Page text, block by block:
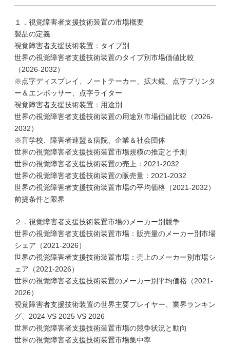
１．視覚障害者支援技術装置の市場概要
製品の定義
視覚障害者支援技術装置：タイプ別
世界の視覚障害者支援技術装置のタイプ別市場価値比較
（2026-2032）
※点字ディスプレイ、ノートテーカー、拡大鏡、点字プリンタ
ー＆エンボッサー、点字ライター
視覚障害者支援技術装置：用途別
世界の視覚障害者支援技術装置の用途別市場価値比較（2026-
2032）
※盲学校、障害者連盟＆病院、企業＆社会団体
世界の視覚障害者支援技術装置市場規模の推定と予測
世界の視覚障害者支援技術装置の売上：2021-2032
世界の視覚障害者支援技術装置の販売量：2021-2032
世界の視覚障害者支援技術装置市場の平均価格（2021-2032）
前提条件と限界
２．視覚障害者支援技術装置市場のメーカー別競争
世界の視覚障害者支援技術装置市場：販売量のメーカー別市場
シェア（2021-2026）
世界の視覚障害者支援技術装置市場：売上のメーカー別市場シ
ェア（2021-2026）
世界の視覚障害者支援技術装置のメーカー別平均価格（2021-
2026）
視覚障害者支援技術装置の世界主要プレイヤー、業界ランキン
グ、2024 VS 2025 VS 2026
世界の視覚障害者支援技術装置市場の競争状況と動向
世界の視覚障害者支援技術装置市場集中率